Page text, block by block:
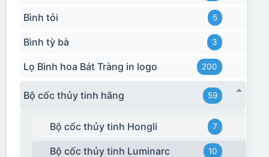
Bình tỏi 5
Bình tỳ bà 3
Lọ Bình hoa Bát Tràng in logo 200
Bộ cốc thủy tinh hãng 59
Bộ cốc thủy tinh Hongli 7
Bộ cốc thủy tinh Luminarc 10